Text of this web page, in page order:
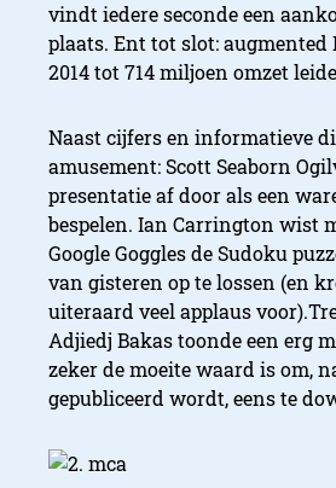
vindt iedere seconde een
plaats. Ent tot slot: augmented
2014 tot 714 miljoen omzet
Naast cijfers en informatieve
amusement: Scott Seaborn
presentatie af door als een
bespelen. Ian Carrington wist
Google Goggles de Sudoku
van gisteren op te lossen (en
uiteraard veel applaus
Adjiedj Bakas toonde een erg
zeker de moeite waard is om,
gepubliceerd wordt, eens te